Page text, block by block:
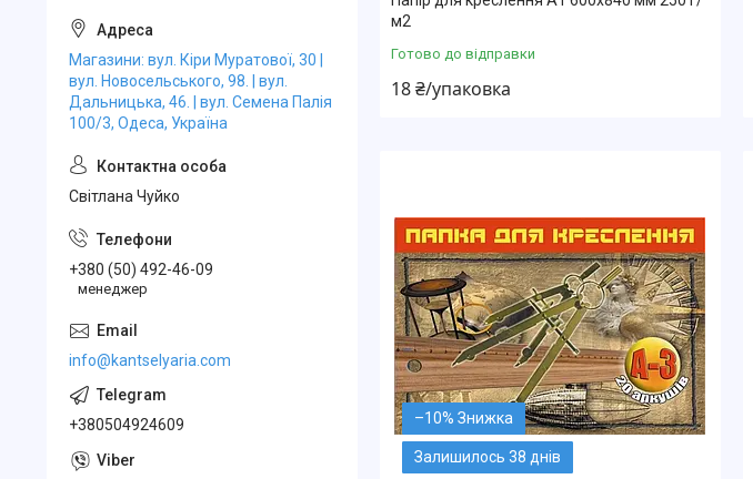
м2
Готово до відправки
18 ₴/упаковка
–10%
Залишилось 38 днів
Магазини: вул. Кіри Муратової, 30 |
вул. Новосельського, 98. | вул.
Дальницька, 46. | вул. Семена Палія
100/3, Одеса, Україна
Свiтлана Чуйко
+380 (50) 492-46-09
менеджер
info@kantselyaria.com
+380504924609